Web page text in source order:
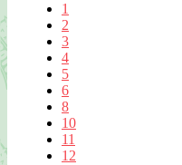
1
2
3
4
5
6
8
10
11
12